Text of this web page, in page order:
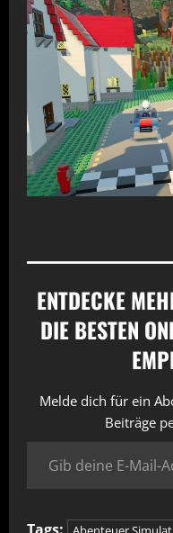
ENTDECKE
DIE BESTEN
Melde dich für ein
Beiträge